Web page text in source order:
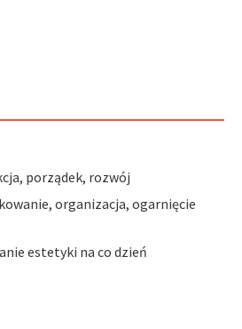
porządek, rozwój
organizacja, ogarnięcie
estetyki na co dzień